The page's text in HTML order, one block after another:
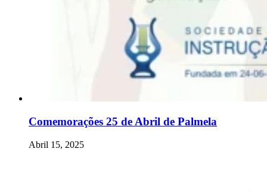
Comemorações 25 de Abril de Palmela
Abril 15, 2025